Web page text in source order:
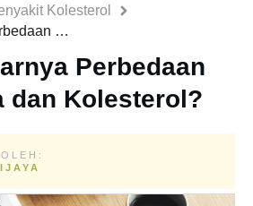
Kolesterol
Apa Sebenarnya Perbedaan Trigliserida dan Kolesterol?
Perbedaan
dan Kolesterol?